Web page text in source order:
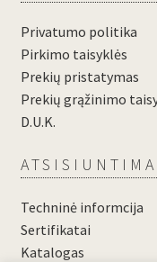
Privatumo politika
Pirkimo taisyklės
Prekių pristatymas
Prekių grąžinimo
D.U.K.
Techninė informcija
Sertifikatai
Katalogas